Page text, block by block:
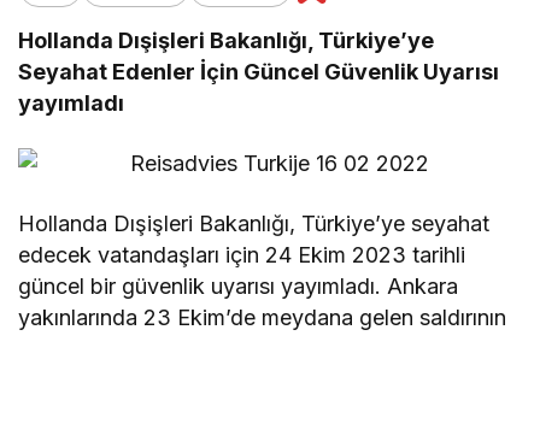
Hollanda Dışişleri Bakanlığı, Türkiye’ye
Seyahat Edenler İçin Güncel Güvenlik Uyarısı
yayımladı
Hollanda Dışişleri Bakanlığı, Türkiye’ye seyahat
edecek vatandaşları için 24 Ekim 2023 tarihli
güncel bir güvenlik uyarısı yayımladı. Ankara
yakınlarında 23 Ekim’de meydana gelen saldırının